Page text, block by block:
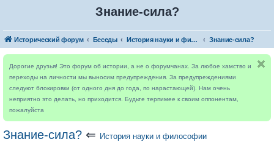
Знание-сила?
Исторический форум Беседы История науки и философии Знание-сила?
Дорогие друзья! Это форум об истории, а не о форумчанах. За любое хамство и
переходы на личности мы выносим предупреждения. За предупреждениями
следуют блокировки (от одного дня до года, по нарастающей). Нам очень
неприятно это делать, но приходится. Будьте терпимее к своим оппонентам,
пожалуйста
Знание-сила? ⇐ История науки и философии